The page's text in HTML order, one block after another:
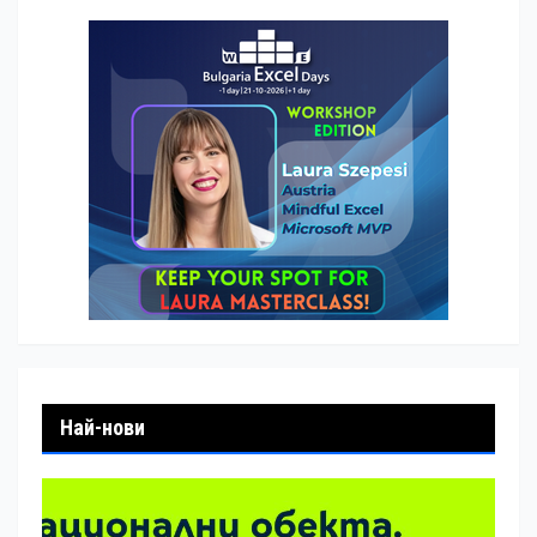
Най-нови